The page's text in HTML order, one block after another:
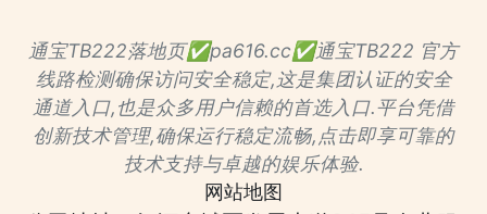
通宝TB222落地页✅pa616.cc✅通宝TB222 官方
线路检测确保访问安全稳定,这是集团认证的安全
通道入口,也是众多用户信赖的首选入口.平台凭借
创新技术管理,确保运行稳定流畅,点击即享可靠的
技术支持与卓越的娱乐体验.
网站地图